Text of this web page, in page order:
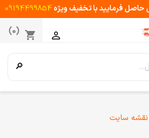
فرمایید با تخفیف ویژه09194499854
shopping_cart
(0) 
🔎
نقشه سایت